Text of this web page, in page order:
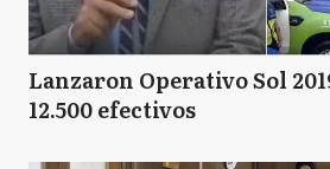
Lanzaron Operativo Sol
12.500 efectivos